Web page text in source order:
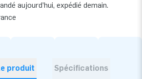
aujourd’hui, expédié demain.
produit Spécifications